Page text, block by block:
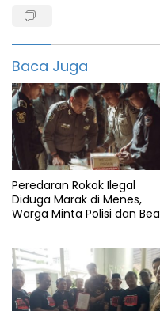
Info
pandeglang
Jembatan
rusak
Jiput
Baca Juga
Peredaran Rokok Ilegal
Diduga Marak di Menes,
Warga Minta Polisi dan Bea